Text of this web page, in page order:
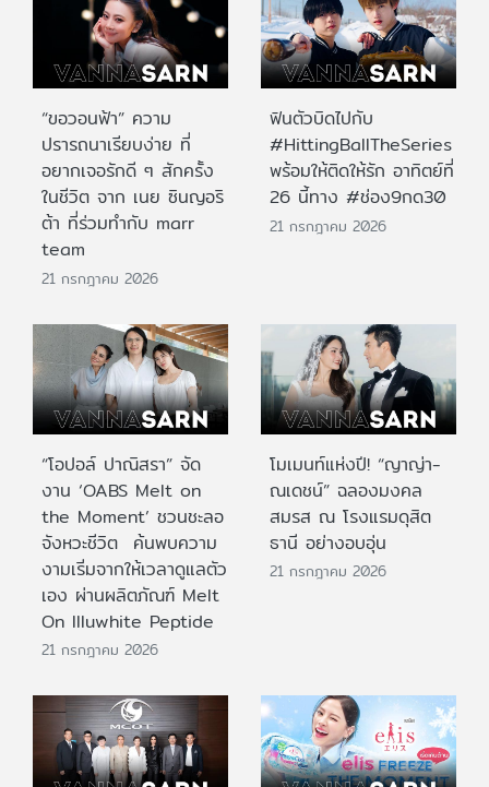
“ขอวอนฟ้า” ความ
ปรารถนาเรียบง่าย ที่
อยากเจอรักดี ๆ สักครั้ง
ในชีวิต จาก เนย ซินญอริ
ต้า ที่ร่วมทำกับ marr
team
21 กรกฎาคม 2026
ฟินตัวบิดไปกับ
#HittingBallTheSeries
พร้อมให้ติดให้รัก อาทิตย์ที่
26 นี้ทาง #ช่อง9กด30
21 กรกฎาคม 2026
“โอปอล์ ปาณิสรา” จัด
งาน ‘OABS Melt on
the Moment’ ชวนชะลอ
จังหวะชีวิต ค้นพบความ
งามเริ่มจากให้เวลาดูแลตัว
เอง ผ่านผลิตภัณฑ์ Melt
On Illuwhite Peptide
21 กรกฎาคม 2026
โมเมนท์แห่งปี! “ญาญ่า-
ณเดชน์” ฉลองมงคล
สมรส ณ โรงแรมดุสิต
ธานี อย่างอบอุ่น
21 กรกฎาคม 2026